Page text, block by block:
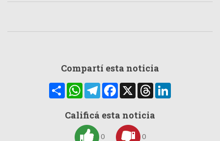
Compartí esta noticia
CompartirWhatsAppTelegramFacebook
X Threads
Calificá esta noticia
0 0